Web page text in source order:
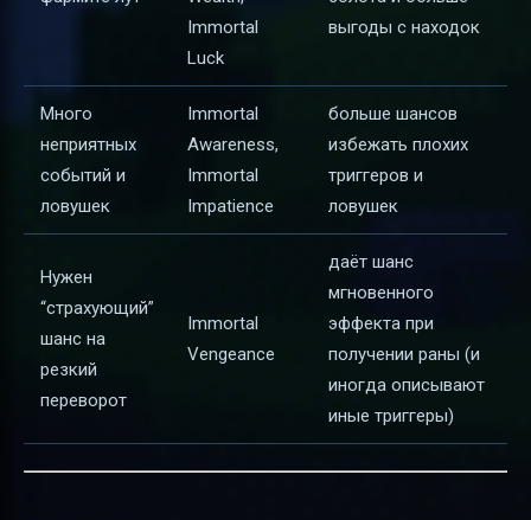
Immortal
Luck
выгоды с находок
Много
неприятных
событий и
ловушек
Immortal
Awareness,
Immortal
Impatience
больше шансов
избежать плохих
триггеров и
ловушек
Нужен
“страхующий”
шанс на
резкий
переворот
Immortal
Vengeance
даёт шанс
мгновенного
эффекта при
получении раны (и
иногда описывают
иные триггеры)